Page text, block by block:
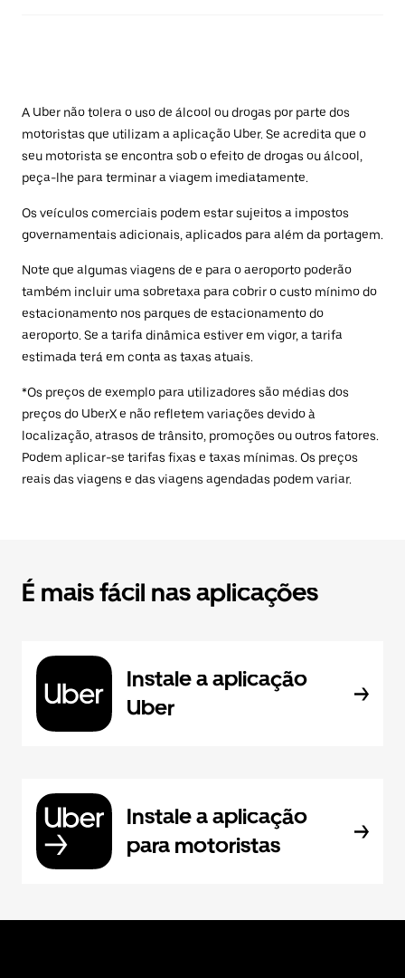
A Uber não tolera o uso de álcool ou drogas por parte dos
motoristas que utilizam a aplicação Uber. Se acredita que o
seu motorista se encontra sob o efeito de drogas ou álcool,
peça-lhe para terminar a viagem imediatamente.
Os veículos comerciais podem estar sujeitos a impostos
governamentais adicionais, aplicados para além da portagem.
Note que algumas viagens de e para o aeroporto poderão
também incluir uma sobretaxa para cobrir o custo mínimo do
estacionamento nos parques de estacionamento do
aeroporto. Se a tarifa dinâmica estiver em vigor, a tarifa
estimada terá em conta as taxas atuais.
*Os preços de exemplo para utilizadores são médias dos
preços do UberX e não refletem variações devido à
localização, atrasos de trânsito, promoções ou outros fatores.
Podem aplicar-se tarifas fixas e taxas mínimas. Os preços
reais das viagens e das viagens agendadas podem variar.
É mais fácil nas aplicações
Instale a aplicação
Uber
Instale a aplicação
para motoristas